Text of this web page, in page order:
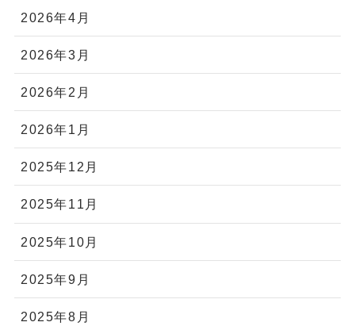
2026年4月
2026年3月
2026年2月
2026年1月
2025年12月
2025年11月
2025年10月
2025年9月
2025年8月